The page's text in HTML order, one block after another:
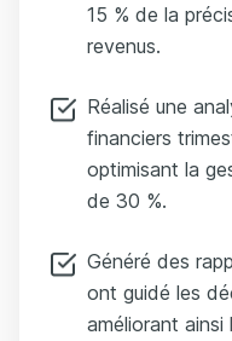
15 % de la
revenus.
Réalisé une
financiers
optimisant la
de 30 %.
Généré des
ont guidé les
améliorant